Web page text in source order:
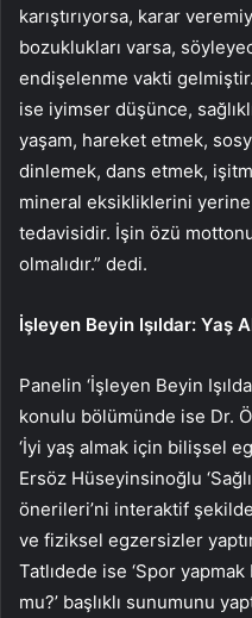
karıştırıyorsa, karar
bozuklukları varsa,
endişelenme vakti
ise iyimser düşünce,
yaşam, hareket etmek,
dinlemek, dans etmek,
mineral eksikliklerini yerine
tedavisidir. İşin özü
olmalıdır.” dedi.
İşleyen Beyin Işıldar: Yaş
Panelin ‘İşleyen Beyin
konulu bölümünde ise Dr.
‘İyi yaş almak için bilişsel
Ersöz Hüseyinsinoğlu
önerileri’ni interaktif şekilde
ve fiziksel egzersizler
Tatlıdede ise ‘Spor
mu?’ başlıklı sunumunu